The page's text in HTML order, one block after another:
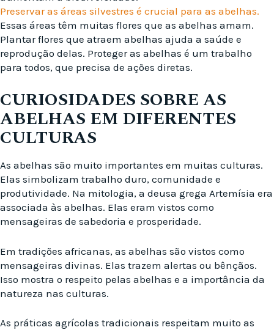
Preservar as áreas silvestres é crucial para as abelhas.
Essas áreas têm muitas flores que as abelhas amam.
Plantar flores que atraem abelhas ajuda a saúde e
reprodução delas. Proteger as abelhas é um trabalho
para todos, que precisa de ações diretas.
CURIOSIDADES SOBRE AS
ABELHAS EM DIFERENTES
CULTURAS
As abelhas são muito importantes em muitas culturas.
Elas simbolizam trabalho duro, comunidade e
produtividade. Na mitologia, a deusa grega Artemísia era
associada às abelhas. Elas eram vistos como
mensageiras de sabedoria e prosperidade.
Em tradições africanas, as abelhas são vistos como
mensageiras divinas. Elas trazem alertas ou bênçãos.
Isso mostra o respeito pelas abelhas e a importância da
natureza nas culturas.
As práticas agrícolas tradicionais respeitam muito as